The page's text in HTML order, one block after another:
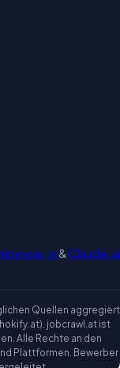
&Claude.ai
Quellen aggregiert
jobcrawl.at ist
Alle Rechte an den
Plattformen. Bewerber